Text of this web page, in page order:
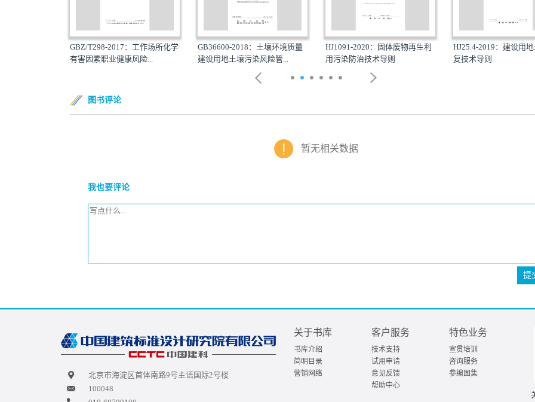
2017：工作场所化学
GB36600-2018：土壤环境质量
建设用地土壤污染风险管...
HJ1091-2020：固体废物再生利
用污染防治技术导则
HJ25.4-2019：建设用地土壤修
复技术导则
HJ682-2019：
风险管控和修复
图书评论
暂无相关数据
我也要评论
提
北京市海淀区首体南路9号主语国际2号楼
100048
关于书库
书库介绍
简明目录
营销网络
客户服务
技术支持
试用申请
意见反馈
帮助中心
特色业务
宣贯培训
咨询服务
参编图集